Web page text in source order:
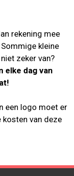
rekening mee
kleine
zeker van?
elke dag van
een logo moet er
kosten van deze